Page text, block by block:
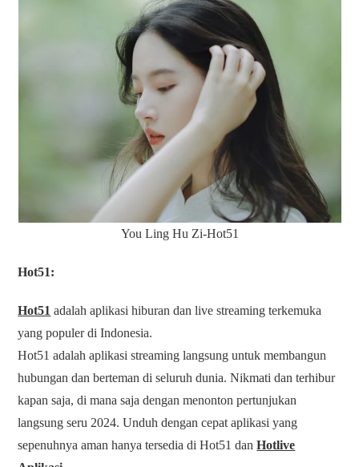
You Ling Hu Zi-Hot51
Hot51:
Hot51 adalah aplikasi hiburan dan live streaming terkemuka
yang populer di Indonesia.
Hot51 adalah aplikasi streaming langsung untuk membangun
hubungan dan berteman di seluruh dunia. Nikmati dan terhibur
kapan saja, di mana saja dengan menonton pertunjukan
langsung seru 2024. Unduh dengan cepat aplikasi yang
sepenuhnya aman hanya tersedia di Hot51 danHotlive